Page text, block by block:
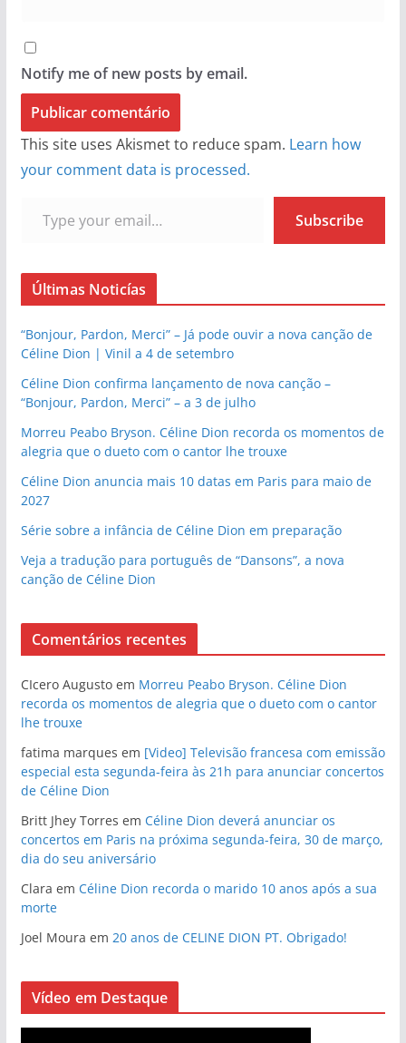
Notify me of new posts by email.
This site uses Akismet to reduce spam. Learn how
your comment data is processed.
Subscribe
Últimas Noticías
“Bonjour, Pardon, Merci” – Já pode ouvir a nova canção de
Céline Dion | Vinil a 4 de setembro
Céline Dion confirma lançamento de nova canção –
“Bonjour, Pardon, Merci” – a 3 de julho
Morreu Peabo Bryson. Céline Dion recorda os momentos de
alegria que o dueto com o cantor lhe trouxe
Céline Dion anuncia mais 10 datas em Paris para maio de
2027
Série sobre a infância de Céline Dion em preparação
Veja a tradução para português de “Dansons”, a nova
canção de Céline Dion
Comentários recentes
CIcero Augustoem Morreu Peabo Bryson. Céline Dion
recorda os momentos de alegria que o dueto com o cantor
lhe trouxe
fatima marques em [Video] Televisão francesa com emissão
especial esta segunda-feira às 21h para anunciar concertos
de Céline Dion
Britt Jhey Torres em Céline Dion deverá anunciar os
concertos em Paris na próxima segunda-feira, 30 de março,
dia do seu aniversário
Clara em Céline Dion recorda o marido 10 anos após a sua
morte
Joel Moura em 20 anos de CELINE DION PT. Obrigado!
Vídeo em Destaque